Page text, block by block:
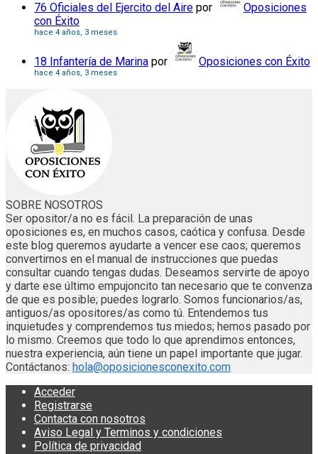
76 Oficiales del Ejercito del Aire por
Oposiciones
con Éxito
hace 4 años, 3 meses
18 Infantería de Marina por Oposiciones con Éxito
hace 4 años, 3 meses
SOBRE NOSOTROS
Ser opositor/a no es fácil. La preparación de unas
oposiciones es, en muchos casos, caótica y confusa. Desde
este blog queremos ayudarte a vencer ese caos; queremos
convertirnos en el manual de instrucciones que puedas
consultar cuando tengas dudas. Deseamos servirte de apoyo
y darte ese último empujoncito tan necesario que te convenza
de que es posible; puedes lograrlo. Somos funcionarios/as,
antiguos/as opositores/as como tú. Entendemos tus
inquietudes y comprendemos tus miedos; hemos pasado por
lo mismo. Creemos que todo lo que aprendimos entonces,
nuestra experiencia, aún tiene un papel importante que jugar.
Contáctanos: hola@oposicionesconexito.com
Acceder
Registrarse
Contacta con nosotros
Aviso Legal y Terminos y condiciones
Política de privacidad